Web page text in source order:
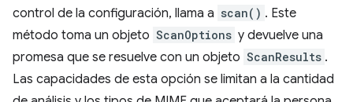
control de la configuración, llama a scan() . Este
método toma un objeto ScanOptions y devuelve una
promesa que se resuelve con un objeto ScanResults .
Las capacidades de esta opción se limitan a la cantidad